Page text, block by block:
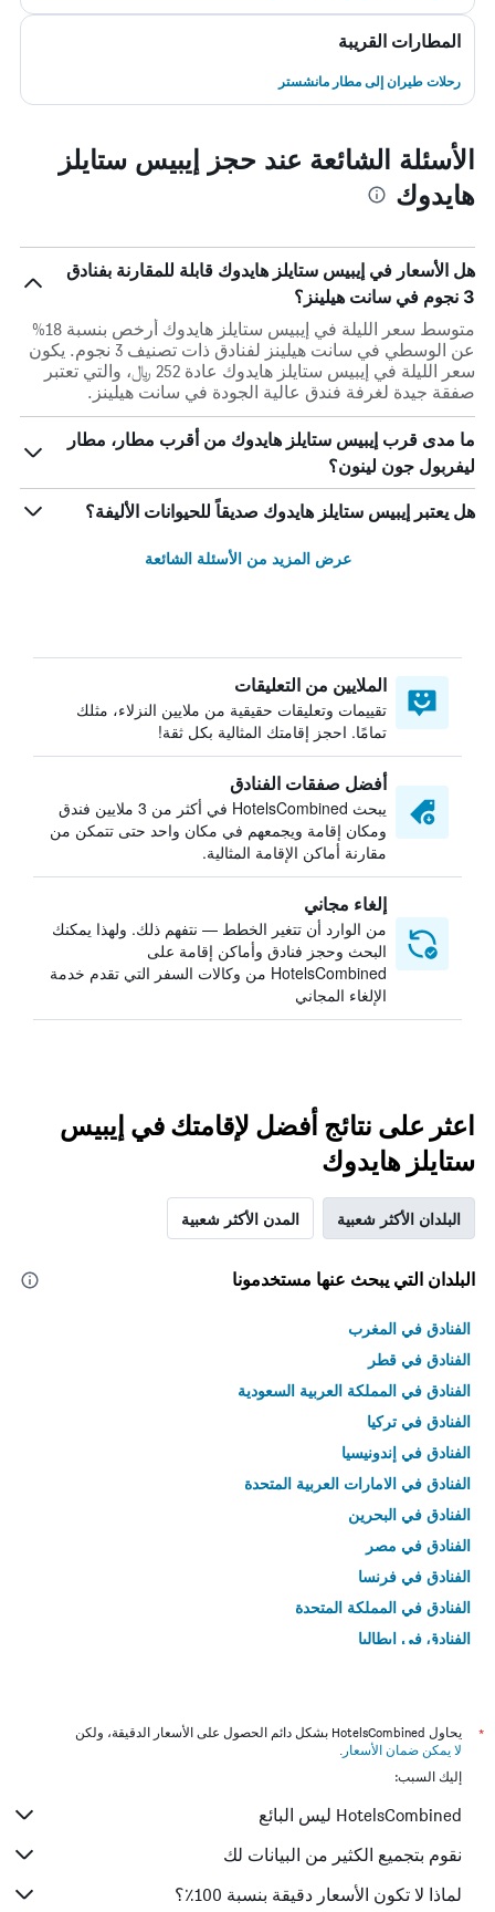
المطارات القريبة
رحلات طيران إلى مطار مانشستر
الأسئلة الشائعة عند حجز إيبيس ستايلز
هايدوك
هل الأسعار في إيبيس ستايلز هايدوك قابلة للمقارنة بفنادق
3 نجوم في سانت هيلينز؟
متوسط سعر الليلة في إيبيس ستايلز هايدوك أرخص بنسبة 18%
عن الوسطي في سانت هيلينز لفنادق ذات تصنيف 3 نجوم. يكون
سعر الليلة في إيبيس ستايلز هايدوك عادة 252 ﷼، والتي تعتبر
صفقة جيدة لغرفة فندق عالية الجودة في سانت هيلينز.
ما مدى قرب إيبيس ستايلز هايدوك من أقرب مطار، مطار
ليفربول جون لينون؟
هل يعتبر إيبيس ستايلز هايدوك صديقاً للحيوانات الأليفة؟
عرض المزيد من الأسئلة الشائعة
الملايين من التعليقات
تقييمات وتعليقات حقيقية من ملايين النزلاء، مثلك
تمامًا. احجز إقامتك المثالية بكل ثقة!
أفضل صفقات الفنادق
يبحث HotelsCombined في أكثر من 3 ملايين فندق
ومكان إقامة ويجمعهم في مكان واحد حتى تتمكن من
مقارنة أماكن الإقامة المثالية.
إلغاء مجاني
من الوارد أن تتغير الخطط — نتفهم ذلك. ولهذا يمكنك
البحث وحجز فنادق وأماكن إقامة على
HotelsCombined من وكالات السفر التي تقدم خدمة
الإلغاء المجاني
اعثر على نتائج أفضل لإقامتك في إيبيس
ستايلز هايدوك
البلدان الأكثر شعبية المدن الأكثر شعبية
البلدان التي يبحث عنها مستخدمونا
الفنادق في المغرب
الفنادق في قطر
الفنادق في المملكة العربية السعودية
الفنادق في تركيا
الفنادق في إندونيسيا
الفنادق في الامارات العربية المتحدة
الفنادق في البحرين
الفنادق في مصر
الفنادق في فرنسا
الفنادق في المملكة المتحدة
الفنادق في إيطاليا
*
يحاول HotelsCombined بشكل دائم الحصول على الأسعار الدقيقة، ولكن
لا يمكن ضمان الأسعار .
إليك السبب:
HotelsCombined ليس البائع
نقوم بتجميع الكثير من البيانات لك
لماذا لا تكون الأسعار دقيقة بنسبة 100٪؟